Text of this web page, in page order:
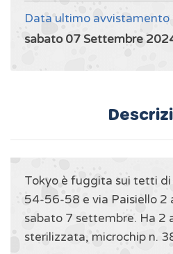
Data ultimo avvistamento
sabato 07 Settembre
Tokyo è fuggita sui tetti
54-56-58 e via Paisiello 2
sabato 7 settembre. Ha 2
sterilizzata, microchip n.